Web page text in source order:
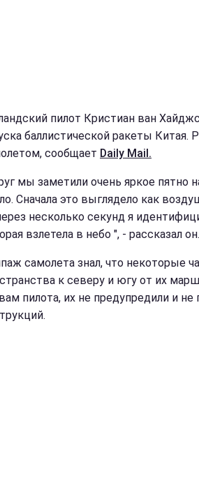
пилот Кристиан ван
баллистической ракеты Китая.
сообщает Daily Mail.
мы заметили очень яркое пятно
Сначала это выглядело как
несколько секунд я
взлетела в небо ", - рассказал он.
самолета знал, что некоторые
к северу и югу от их
пилота, их не предупредили и не